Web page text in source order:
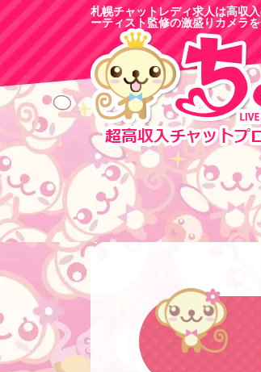
札幌チャットレディ求人は高収
ーティスト監修の激盛りカメラ